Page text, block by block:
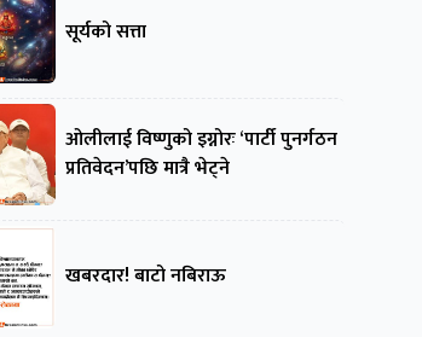
सूर्यको सत्ता
ओलीलाई विष्णुको इग्नोरः ‘पार्टी पुनर्गठन
प्रतिवेदन’पछि मात्रै भेट्ने
खबरदार! बाटो नबिराऊ